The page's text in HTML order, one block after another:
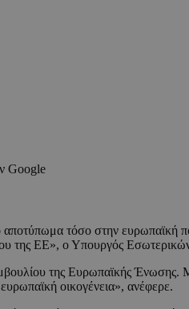
Google
τόσο στην ευρωπαϊκή
της ΕΕ», ο Υπουργός
της Ευρωπαϊκής
οικογένεια», ανέφερε.